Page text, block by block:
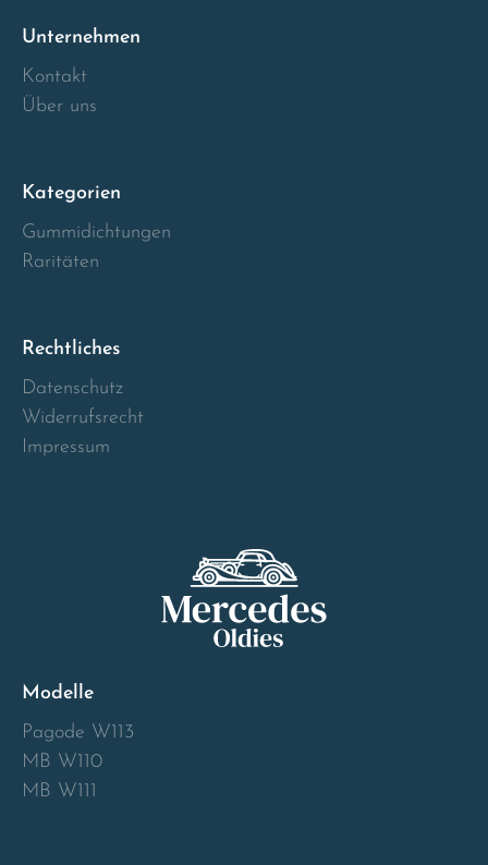
Unternehmen
Kontakt
Über uns
Kategorien
Gummidichtungen
Raritäten
Rechtliches
Datenschutz
Widerrufsrecht
Impressum
Modelle
Pagode W113
MB W110
MB W111